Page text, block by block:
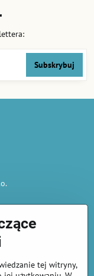
Subskrybuj
tej witryny,